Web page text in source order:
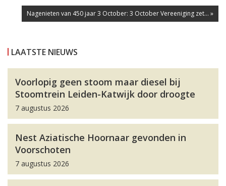
Nagenieten van 450 jaar 3 October: 3 October Vereeniging zet... »
LAATSTE NIEUWS
Voorlopig geen stoom maar diesel bij
Stoomtrein Leiden-Katwijk door droogte
7 augustus 2026
Nest Aziatische Hoornaar gevonden in
Voorschoten
7 augustus 2026